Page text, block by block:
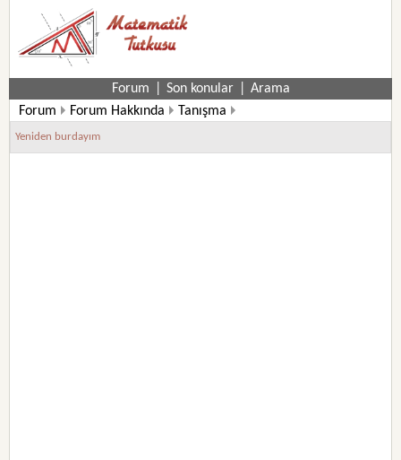
Forum Son konular
Arama
Forum
Forum Hakkında Tanışma
Yeniden burdayım